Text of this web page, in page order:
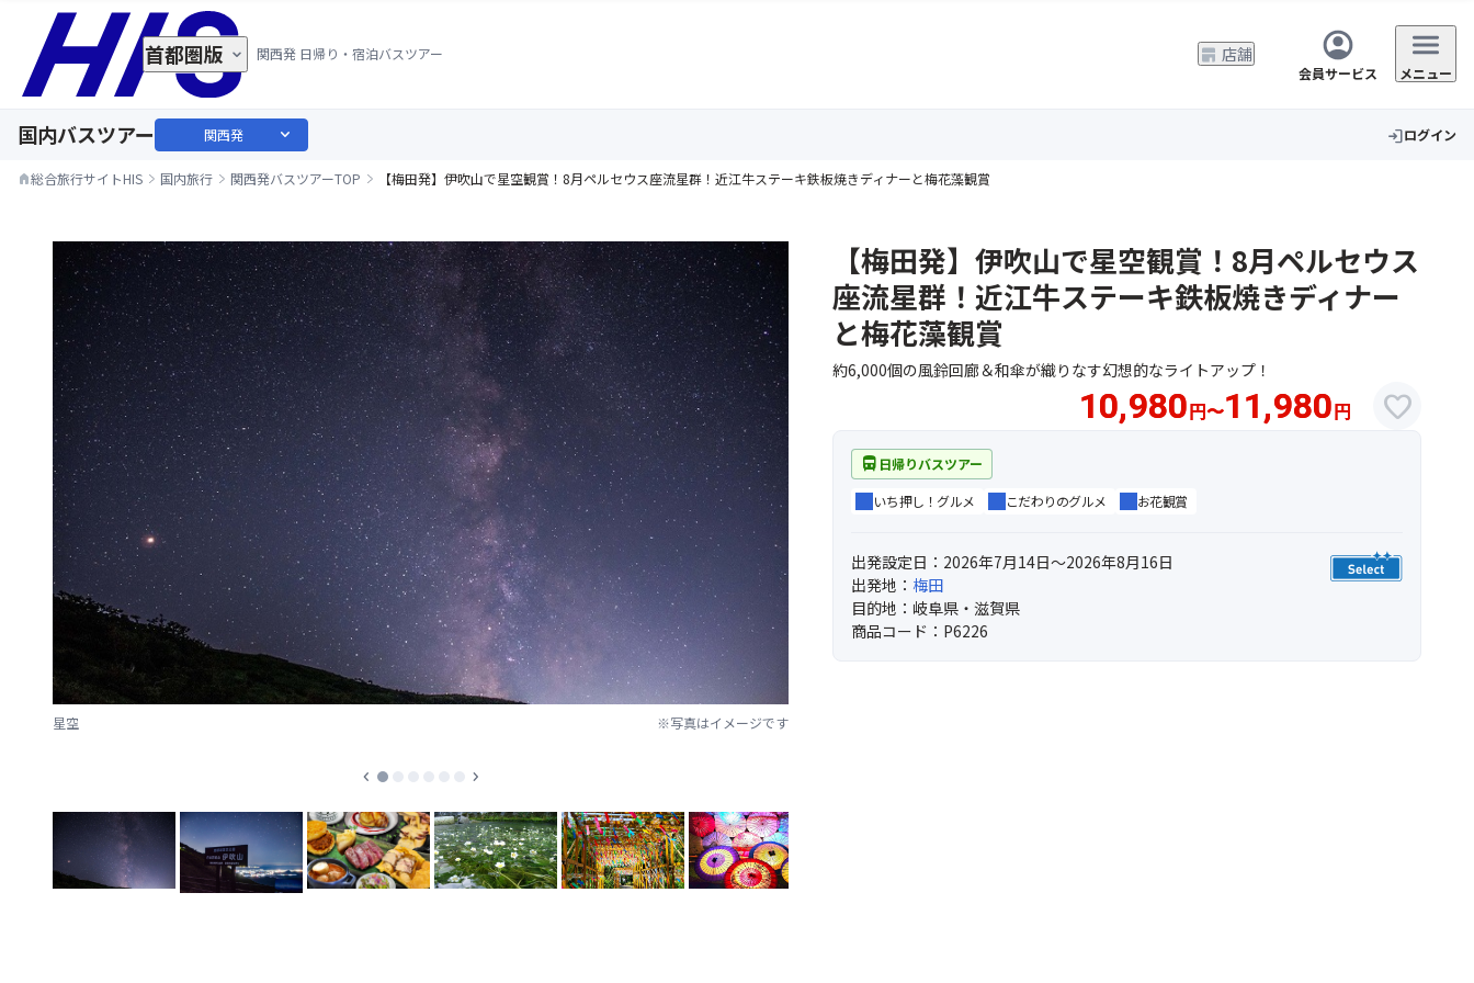
関西発 日帰り・宿泊バスツアー
首都圏版 店舗
会員サービス メニュー
国内バスツアー 関西発 expand_more loginログイン
home総合旅行サイトHIS 国内旅行 関西発バスツアーTOP 【梅田発】伊吹山で星空観賞！8月ペルセウス座流星群！近江牛ステーキ鉄板焼きディナーと梅花藻観賞
星空 ※写真はイメージです
chevron_left chevron_right
【梅田発】伊吹山で星空観賞！8月ペルセウス
座流星群！近江牛ステーキ鉄板焼きディナー
と梅花藻観賞
約6,000個の風鈴回廊＆和傘が織りなす幻想的なライトアップ！
10,980 円〜11,980 円 favorite
directions_bus 日帰りバスツアー
いち押し！グルメ
こだわりのグルメ お花観賞
出発設定日：2026年7月14日～2026年8月16日
出発地： 梅田
目的地：岐阜県・滋賀県
商品コード：P6226